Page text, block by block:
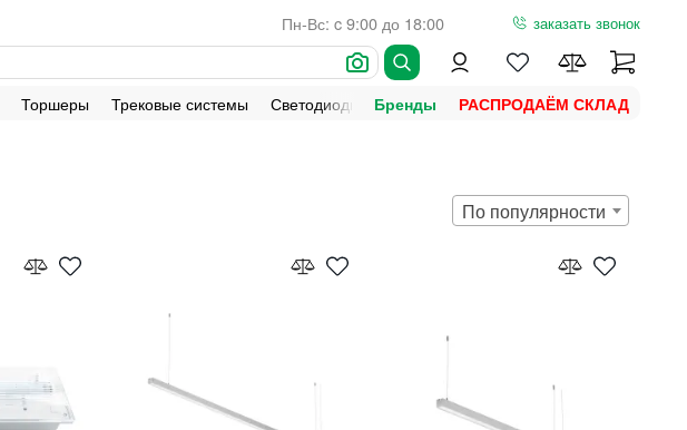
Пн-Вс: c 9:00 до 18:00 заказать звонок
Торшеры Трековые системы Светодиодная подсветка Уличное освещение
Бренды РАСПРОДАЁМ СКЛАД
По популярности